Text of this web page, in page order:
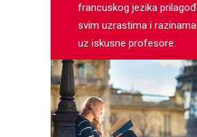
francuskog jezika
svim uzrastima i
uz iskusne profesore.